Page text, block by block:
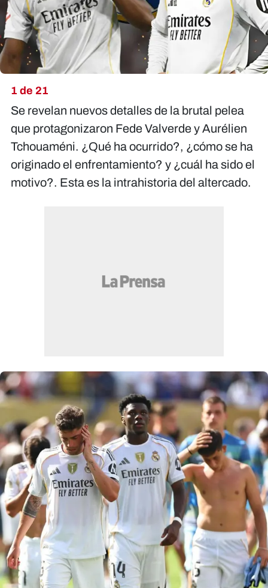
1 de 21
Se revelan nuevos detalles de la brutal pelea
que protagonizaron Fede Valverde y Aurélien
Tchouaméni. ¿Qué ha ocurrido?, ¿cómo se ha
originado el enfrentamiento? y ¿cuál ha sido el
motivo?. Esta es la intrahistoria del altercado.